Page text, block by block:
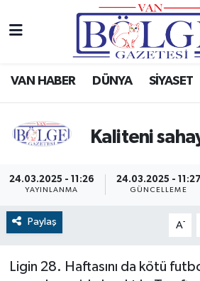
VAN HABER DÜNYA SİYASET
Kaliteni
24.03.2025 - 11:26
YAYINLANMA
24.03.2025 - 11:27
GÜNCELLEME
Paylaş A-
Ligin 28. Haftasını da kötü
Van Haber
Gündem
Eğitim
Sağlık
Hava Durumu
Puan Durumu ve Fikstür
Son Dakika Haberleri
Haber Arşivi